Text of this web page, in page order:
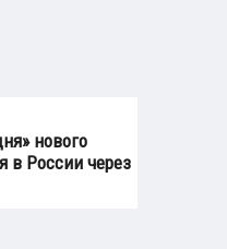
нового
в России через